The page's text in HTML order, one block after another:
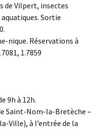
de Vilpert, insectes
Sortie
nique. Réservations à
1.7859
9h à 12h.
Saint-Nom-la-Bretèche –
Ville), à l’entrée de la